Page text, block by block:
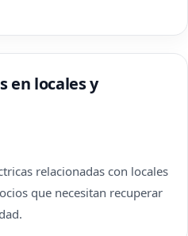
en locales y
relacionadas con locales
que necesitan recuperar